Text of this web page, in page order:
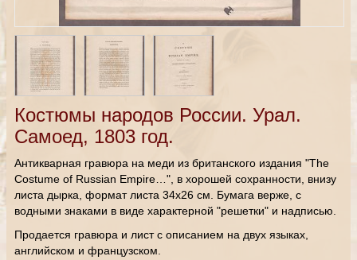
Костюмы народов России. Урал.
Самоед, 1803 год.
Антикварная гравюра на меди из британского издания "The
Costume of Russian Empire…", в хорошей сохранности, внизу
листа дырка, формат листа 34х26 см. Бумага верже, с
водными знаками в виде характерной "решетки" и надписью.
Продается гравюра и лист с описанием на двух языках,
английском и французском.